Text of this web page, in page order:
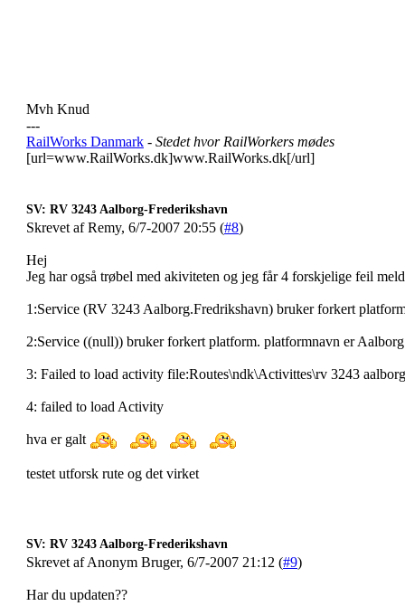
Mvh Knud
---
RailWorks Danmark - Stedet hvor RailWorkers mødes
[url=www.RailWorks.dk]www.RailWorks.dk[/url]
SV: RV 3243 Aalborg-Frederikshavn
Skrevet af Remy, 6/7-2007 20:55 (#8)
Hej
Jeg har også trøbel med akiviteten og jeg får 4 forskjelige feil
1:Service (RV 3243 Aalborg.Fredrikshavn) bruker forkert
2:Service ((null)) bruker forkert platform. platformnavn er
3: Failed to load activity file:Routes\ndk\Activittes\rv 3243
4: failed to load Activity
hva er galt
testet utforsk rute og det virket
SV: RV 3243 Aalborg-Frederikshavn
Skrevet af Anonym Bruger, 6/7-2007 21:12 (#9)
Har du updaten??